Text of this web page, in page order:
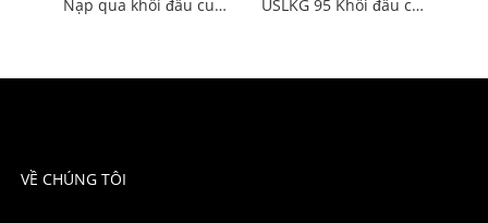
Nạp qua khối đầu cuối trục vít Bảng điều khiển cài đặt nylon PA66 bằng nhựa được gắn USLKG 95 Khối đầu cuối mặt đất Lắp đặt đường ray Din 95 Mm²
VỀ CHÚNG TÔI